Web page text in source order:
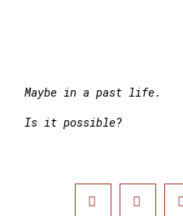
Maybe in a past life.
Is it possible?